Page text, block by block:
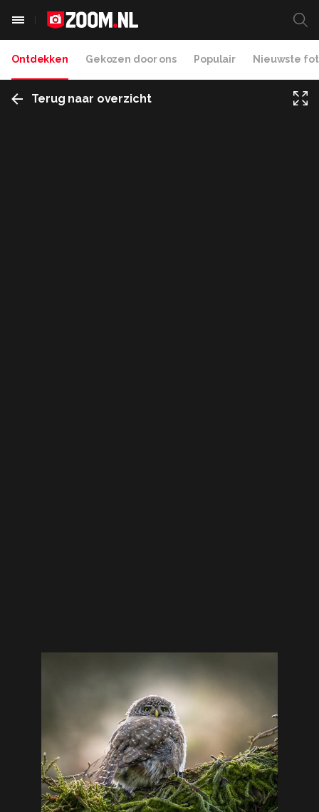
Ontdekken Gekozen door ons Populair Nieuwste
Terug naar overzicht